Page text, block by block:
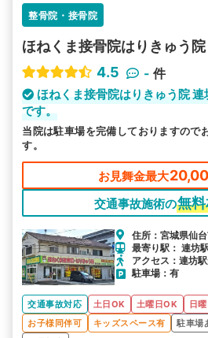
整骨院・接骨院
ほねくま接骨院はりきゅう
4.5
- 件
ほねくま接骨院はりきゅう院
です。
当院は駐車場を完備しておりますので
す。
お見舞金最大
交通事故施術の無
住所：宮城県仙
最寄り駅： 連坊
アクセス：連坊
駐車場：有
交通事故対応 土日OK 土曜日OK 日
お子様同伴可
キッズスペース有 駐車場